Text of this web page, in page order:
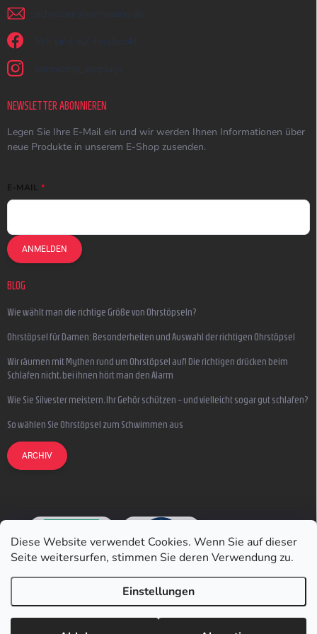
Diese Website verwendet Cookies. Wenn Sie auf dieser
Seite weitersurfen, stimmen Sie deren Verwendung zu.
Einstellungen
schreiben @ earmazing.de
Wir sind auf Facebook!
earmazing_earplugs
NEWSLETTER ABONNIEREN
Legen Sie Ihre E-Mail ein und wir werden Ihnen Informationen über
neue Produkte in unserem E-Shop zusenden.
E-MAIL
ANMELDEN
BLOG
Wie wählt man die richtige Größe von Ohrstöpseln?
Ohrstöpsel für Damen: Besonderheiten und Auswahl der richtigen Ohrstöpsel
Wir räumen mit Mythen rund um Ohrstöpsel auf! Die richtigen drücken beim
Schlafen nicht, bei ihnen hört man den Alarm
Wie Sie Silvester meistern, Ihr Gehör schützen – und vielleicht sogar gut schlafen?
So wählen Sie Ohrstöpsel zum Schwimmen aus
ARCHIV
Copyright 2026 . Alle Rechte vorbehalten.